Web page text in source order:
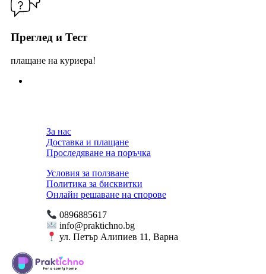
Преглед и Тест
плащане на куриера!
За нас
Доставка и плащане
Проследяване на поръчка
Условия за ползване
Политика за бисквитки
Онлайн решаване на спорове
0896885617
info@praktichno.bg
ул. Петър Алипиев 11, Варна